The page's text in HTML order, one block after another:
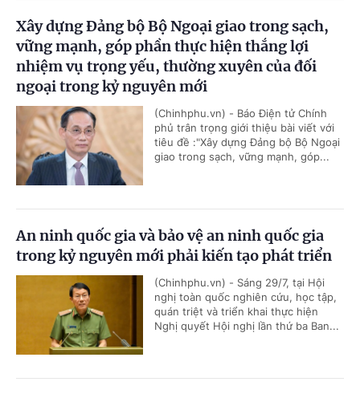
Xây dựng Đảng bộ Bộ Ngoại giao trong sạch,
vững mạnh, góp phần thực hiện thắng lợi
nhiệm vụ trọng yếu, thường xuyên của đối
ngoại trong kỷ nguyên mới
(Chinhphu.vn) - Báo Điện tử Chính
phủ trân trọng giới thiệu bài viết với
tiêu đề :"Xây dựng Đảng bộ Bộ Ngoại
giao trong sạch, vững mạnh, góp...
An ninh quốc gia và bảo vệ an ninh quốc gia
trong kỷ nguyên mới phải kiến tạo phát triển
(Chinhphu.vn) - Sáng 29/7, tại Hội
nghị toàn quốc nghiên cứu, học tập,
quán triệt và triển khai thực hiện
Nghị quyết Hội nghị lần thứ ba Ban...